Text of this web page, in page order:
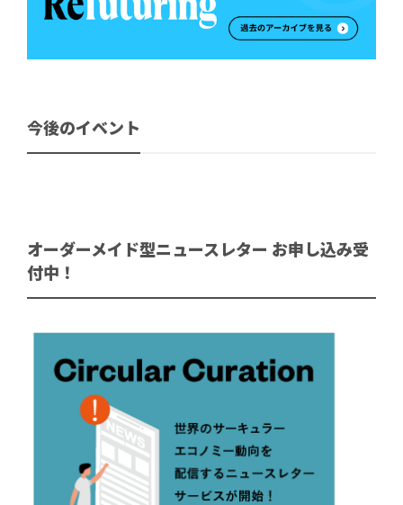
今後のイベント
オーダーメイド型ニュースレター お申し込み受
付中！